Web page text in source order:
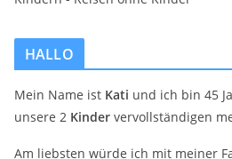
HALLO
Mein Name ist Kati und ich bin 45
unsere 2 Kinder vervollständigen
Am liebsten würde ich mit meiner